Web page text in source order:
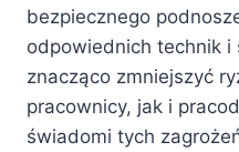
bezpiecznego
odpowiednich technik i
znacząco zmniejszyć
pracownicy, jak i
świadomi tych